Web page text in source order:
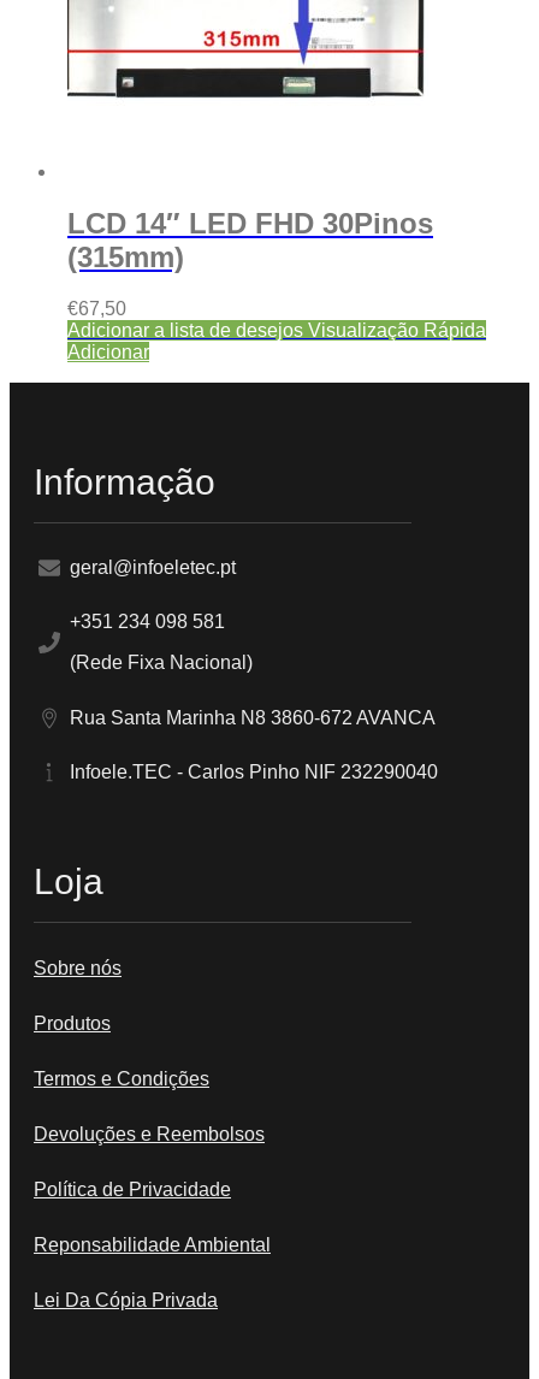
LCD 14″ LED FHD 30Pinos
(315mm)
€67,50
Adicionar a lista de desejos Visualização Rápida
Adicionar
Informação
geral@infoeletec.pt
+351 234 098 581
(Rede Fixa Nacional)
Rua Santa Marinha N8 3860-672 AVANCA
Infoele.TEC - Carlos Pinho NIF 232290040
Loja
Sobre nós
Produtos
Termos e Condições
Devoluções e Reembolsos
Política de Privacidade
Reponsabilidade Ambiental
Lei Da Cópia Privada